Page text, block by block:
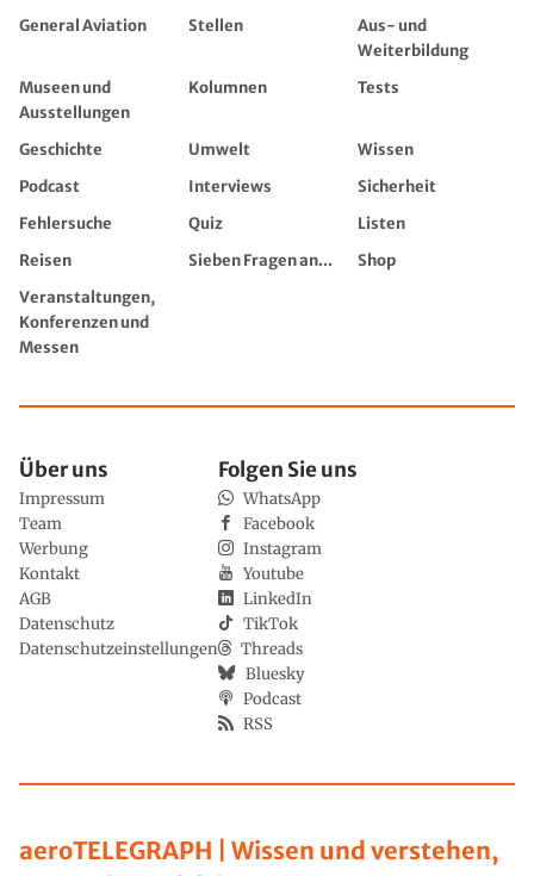
General Aviation
Stellen
Aus- und
Weiterbildung
Museen und
Ausstellungen
Kolumnen Tests
Geschichte Umwelt
Wissen
Podcast
Interviews
Sicherheit
Fehlersuche
Quiz
Listen
Reisen
Sieben Fragen an...
Shop
Veranstaltungen,
Konferenzen und
Messen
aeroTELEGRAPH | Wissen und verstehen,
Über uns
Impressum
Team
Werbung
Kontakt
AGB
Datenschutz
Datenschutzeinstellungen
Folgen Sie uns
WhatsApp
Facebook
Instagram
Youtube
LinkedIn
TikTok
Threads
Bluesky
Podcast
RSS